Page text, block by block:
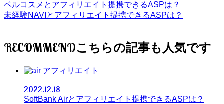
ベルコスメとアフィリエイト提携できるASPは？
未経験NAVIとアフィリエイト提携できるASPは？
RECOMMEND
アフィリエイト
2022.12.18
SoftBank Airとアフィリエイト提携できるASPは？